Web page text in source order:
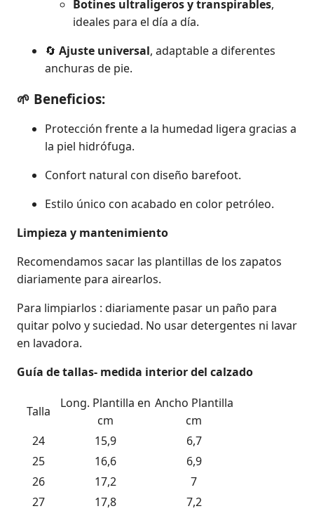
Botines ultraligeros y transpirables,
ideales para el día a día.
🔄 Ajuste universal, adaptable a diferentes
anchuras de pie.
🌱 Beneficios:
Protección frente a la humedad ligera gracias a
la piel hidrófuga.
Confort natural con diseño barefoot.
Estilo único con acabado en color petróleo.
Limpieza y mantenimiento
Recomendamos sacar las plantillas de los zapatos
diariamente para airearlos.
Para limpiarlos : diariamente pasar un paño para
quitar polvo y suciedad. No usar detergentes ni lavar
en lavadora.
Guía de tallas- medida interior del calzado
Talla
Long. Plantilla en
cm
Ancho Plantilla
cm
24
15,9
6,7
25
16,6
6,9
26
17,2
7
27
17,8
7,2